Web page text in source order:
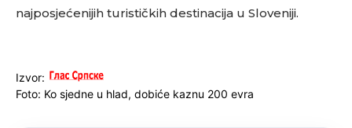
najposjećenijih turističkih destinacija u Sloveniji.
Izvor:
Foto: Ko sjedne u hlad, dobiće kaznu 200 evra